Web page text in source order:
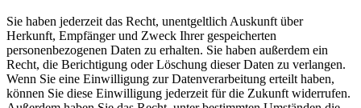
Sie haben jederzeit das Recht, unentgeltlich Auskunft über
Herkunft, Empfänger und Zweck Ihrer gespeicherten
personenbezogenen Daten zu erhalten. Sie haben außerdem ein
Recht, die Berichtigung oder Löschung dieser Daten zu verlangen.
Wenn Sie eine Einwilligung zur Datenverarbeitung erteilt haben,
können Sie diese Einwilligung jederzeit für die Zukunft widerrufen.